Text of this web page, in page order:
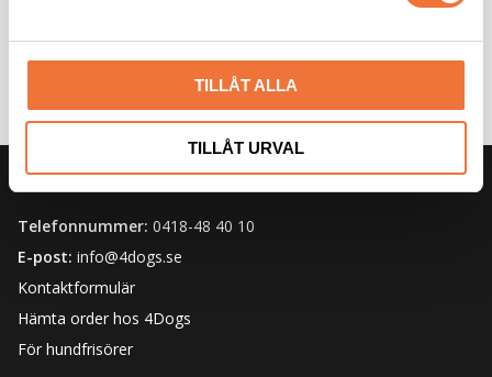
TILLÅT ALLA
TILLÅT URVAL
KUNDSERVICE
Telefonnummer: 0418-48 40 10
E-post: info@4dogs.se
Kontaktformulär
Hämta order hos 4Dogs
För hundfrisörer